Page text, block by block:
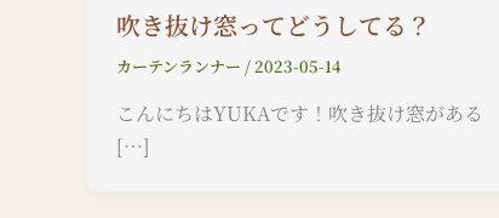
吹き抜け窓ってどうしてる？
カーテンランナー /2023-05-14
こんにちはYUKAです！吹き抜け窓がある
[…]